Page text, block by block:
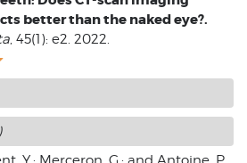
better than the naked eye?.
, 45(1): e2. 2022.